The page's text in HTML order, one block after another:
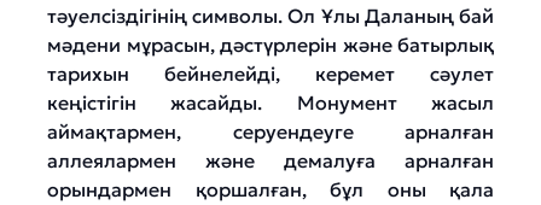
тәуелсіздігінің символы. Ол Ұлы Даланың бай
мәдени мұрасын, дәстүрлерін және батырлық
тарихын бейнелейді, керемет сәулет
кеңістігін жасайды. Монумент жасыл
аймақтармен, серуендеуге арналған
аллеялармен және демалуға арналған
орындармен қоршалған, бұл оны қала